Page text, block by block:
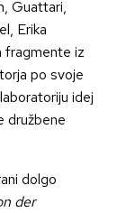
Guattari,
Erika
fragmente iz
po svoje
idej
družbene
dolgo
der